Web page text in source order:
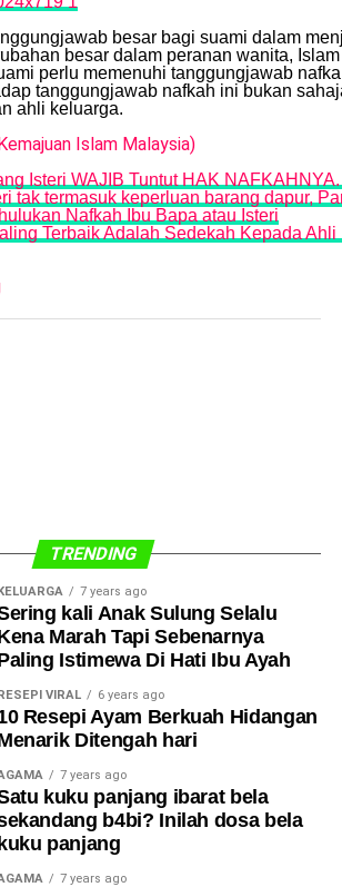
besar bagi suami dalam
besar dalam peranan wanita,
perlu memenuhi tanggungjawab
tanggungjawab nafkah ini bukan
ahli keluarga.
Islam Malaysia)
Isteri WAJIB Tuntut HAK
tak termasuk keperluan barang dapur,
Nafkah Ibu Bapa atau Isteri
Terbaik Adalah Sedekah Kepada
TRENDING
7 years ago
kali Anak Sulung Selalu
Marah Tapi Sebenarnya
Istimewa Di Hati Ibu Ayah
VIRAL 6 years ago
Resepi Ayam Berkuah Hidangan
Ditengah hari
7 years ago
kuku panjang ibarat bela
b4bi? Inilah dosa bela
kuku panjang
7 years ago